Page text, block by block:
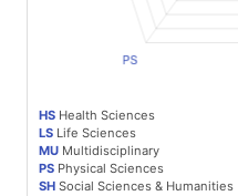
HS Health Sciences
LS Life Sciences
MU Multidisciplinary
PS Physical Sciences
SH Social Sciences & Humanities